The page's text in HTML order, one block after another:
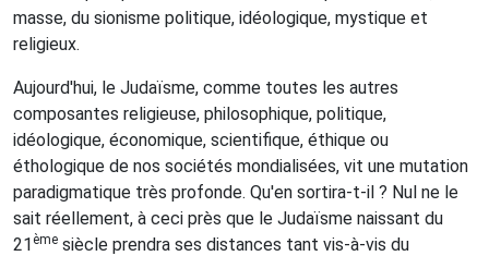
masse, du sionisme politique, idéologique, mystique et
religieux.
Aujourd'hui, le Judaïsme, comme toutes les autres
composantes religieuse, philosophique, politique,
idéologique, économique, scientifique, éthique ou
éthologique de nos sociétés mondialisées, vit une mutation
paradigmatique très profonde. Qu'en sortira-t-il ? Nul ne le
sait réellement, à ceci près que le Judaïsme naissant du
21ème siècle prendra ses distances tant vis-à-vis du